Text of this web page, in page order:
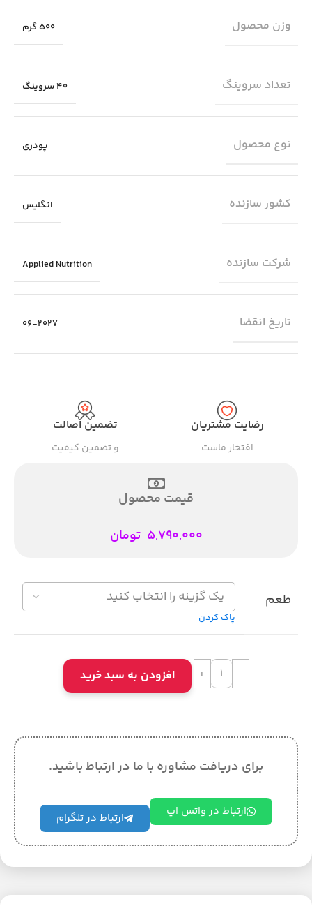
وزن محصول 500 گرم
تعداد سروینگ 40 سروینگ
نوع محصول پودری
کشور سازنده انگلیس
شرکت سازنده Applied Nutrition
تاریخ انقضا 06-2027
رضایت مشتریان
افتخار ماست
تضمین اصالت
و تضمین کیفیت
قیمت محصول
5,790,000 تومان
طعم
پاک کردن
افزودن به سبد خرید
برای دریافت مشاوره با ما در ارتباط باشید.
ارتباط در واتس اپ ارتباط در تلگرام